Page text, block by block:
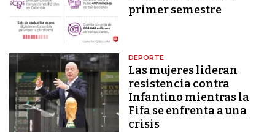
primer semestre
DEPORTE
Las mujeres lideran
resistencia contra
Infantino mientras la
Fifa se enfrenta a una
crisis